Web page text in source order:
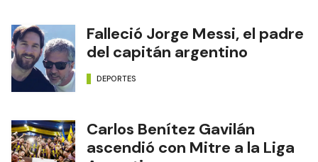
Falleció Jorge Messi, el padre
del capitán argentino
DEPORTES
Carlos Benítez Gavilán
ascendió con Mitre a la Liga